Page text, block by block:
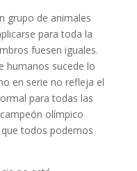
grupo de animales
para toda la
fuesen iguales.
humanos sucede lo
en serie no refleja el
para todas las
olímpico
todos podemos